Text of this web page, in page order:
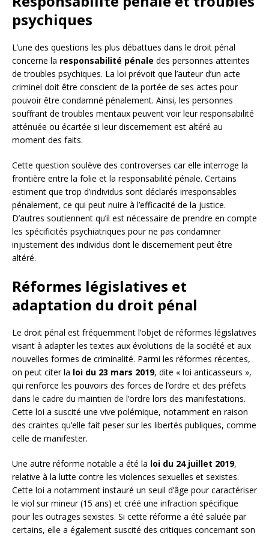
psychiques
L’une des questions les plus débattues dans le droit pénal
concerne la responsabilité pénale des personnes atteintes
de troubles psychiques. La loi prévoit que l’auteur d’un acte
criminel doit être conscient de la portée de ses actes pour
pouvoir être condamné pénalement. Ainsi, les personnes
souffrant de troubles mentaux peuvent voir leur responsabilité
atténuée ou écartée si leur discernement est altéré au
moment des faits.
Cette question soulève des controverses car elle interroge la
frontière entre la folie et la responsabilité pénale. Certains
estiment que trop d’individus sont déclarés irresponsables
pénalement, ce qui peut nuire à l’efficacité de la justice.
D’autres soutiennent qu’il est nécessaire de prendre en compte
les spécificités psychiatriques pour ne pas condamner
injustement des individus dont le discernement peut être
altéré.
Réformes législatives et
adaptation du droit pénal
Le droit pénal est fréquemment l’objet de réformes législatives
visant à adapter les textes aux évolutions de la société et aux
nouvelles formes de criminalité. Parmi les réformes récentes,
on peut citer la loi du 23 mars 2019, dite « loi anticasseurs »,
qui renforce les pouvoirs des forces de l’ordre et des préfets
dans le cadre du maintien de l’ordre lors des manifestations.
Cette loi a suscité une vive polémique, notamment en raison
des craintes qu’elle fait peser sur les libertés publiques, comme
celle de manifester.
Une autre réforme notable a été la loi du 24 juillet 2019,
relative à la lutte contre les violences sexuelles et sexistes.
Cette loi a notamment instauré un seuil d’âge pour caractériser
le viol sur mineur (15 ans) et créé une infraction spécifique
pour les outrages sexistes. Si cette réforme a été saluée par
certains, elle a également suscité des critiques concernant son